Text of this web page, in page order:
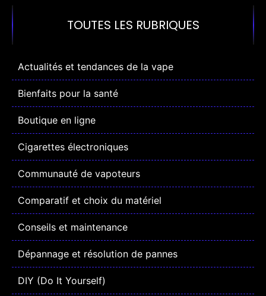
TOUTES LES RUBRIQUES
Actualités et tendances de la vape
Bienfaits pour la santé
Boutique en ligne
Cigarettes électroniques
Communauté de vapoteurs
Comparatif et choix du matériel
Conseils et maintenance
Dépannage et résolution de pannes
DIY (Do It Yourself)